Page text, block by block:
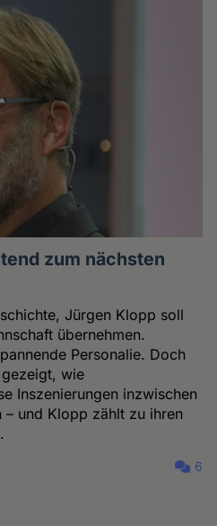
zum nächsten
Jürgen Klopp soll
übernehmen.
Personalie. Doch
wie
Inszenierungen inzwischen
und Klopp zählt zu ihren
6